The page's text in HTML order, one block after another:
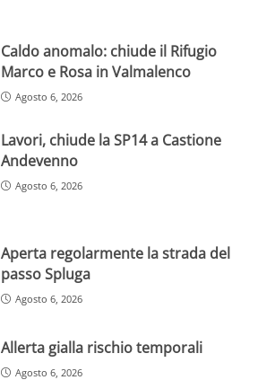
Caldo anomalo: chiude il Rifugio
Marco e Rosa in Valmalenco
Agosto 6, 2026
Lavori, chiude la SP14 a Castione
Andevenno
Agosto 6, 2026
Aperta regolarmente la strada del
passo Spluga
Agosto 6, 2026
Allerta gialla rischio temporali
Agosto 6, 2026